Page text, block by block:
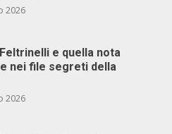
2026
e quella nota
nei file segreti della
2026